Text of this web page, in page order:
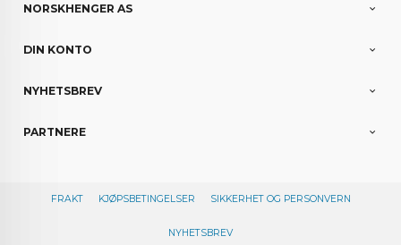
NORSKHENGER AS
DIN KONTO
NYHETSBREV
PARTNERE
FRAKT KJØPSBETINGELSER SIKKERHET OG PERSONVERN
NYHETSBREV